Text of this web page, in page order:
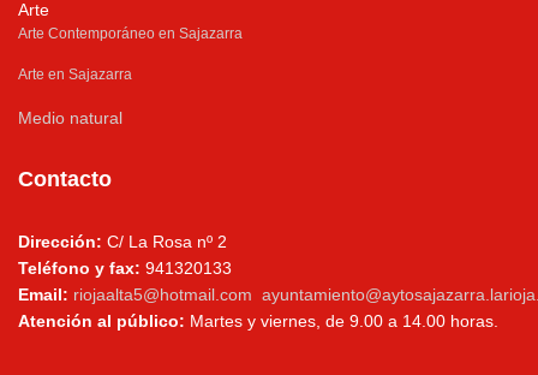
Arte
Arte Contemporáneo en Sajazarra
Arte en Sajazarra
Medio natural
Contacto
Dirección: C/ La Rosa nº 2
Teléfono y fax: 941320133
Email: riojaalta5@hotmail.com
Atención al público: Martes y viernes, de 9.00 a 14.00 horas.